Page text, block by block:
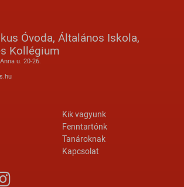
Óvoda, Általános Iskola,
Kollégium
u. 20-26.
Footer menu
Kik vagyunk
Fenntartónk
Tanároknak
Kapcsolat